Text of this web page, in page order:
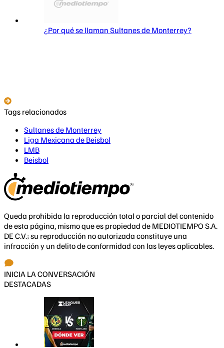
¿Por qué se llaman Sultanes de Monterrey?
Tags relacionados
Sultanes de Monterrey
Liga Mexicana de Beisbol
LMB
Beisbol
Queda prohibida la reproducción total o parcial del contenido
de esta página, mismo que es propiedad de MEDIOTIEMPO S.A.
DE C.V.; su reproducción no autorizada constituye una
infracción y un delito de conformidad con las leyes aplicables.
INICIA LA CONVERSACIÓN
DESTACADAS